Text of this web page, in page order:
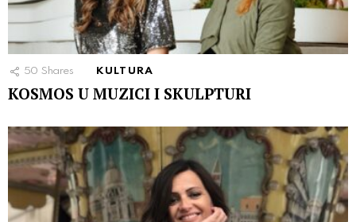
50 Shares KULTURA
KOSMOS U MUZICI I SKULPTURI